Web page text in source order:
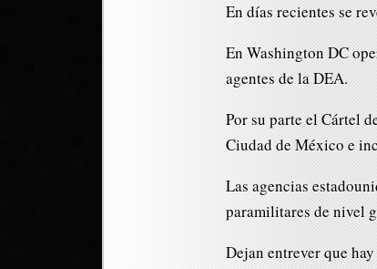
En días recientes se
En Washington DC
agentes de la DEA.
Por su parte el Cártel
Ciudad de México e
Las agencias
paramilitares de nivel
Dejan entrever que